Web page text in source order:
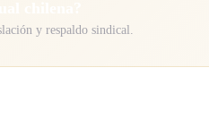
y respaldo sindical.